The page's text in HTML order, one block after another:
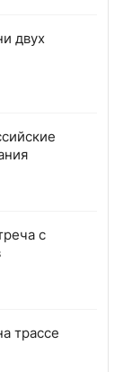
двух
с
трассе